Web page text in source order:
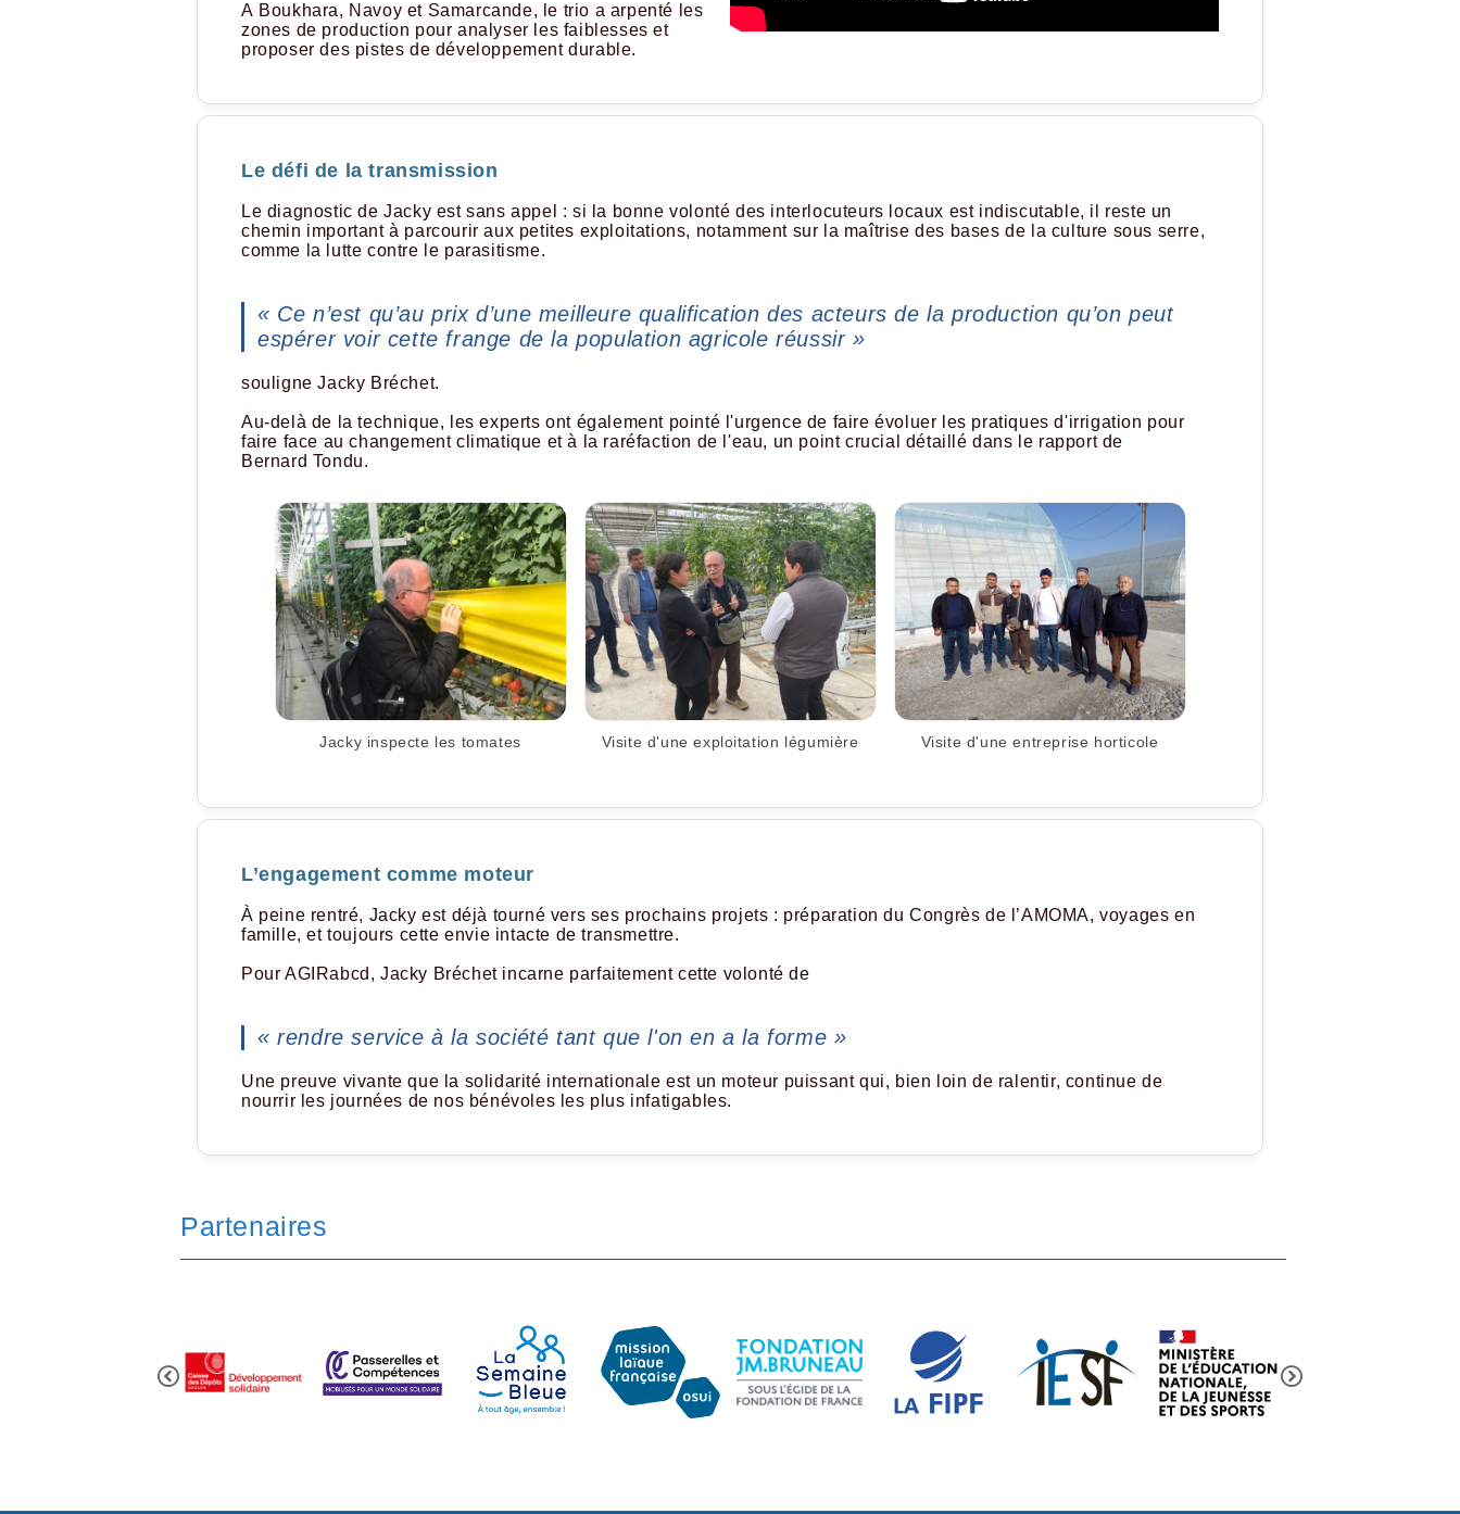
A Boukhara, Navoy et Samarcande, le trio a arpenté les
zones de production pour analyser les faiblesses et
proposer des pistes de développement durable.
Le défi de la transmission
Le diagnostic de Jacky est sans appel : si la bonne volonté des interlocuteurs locaux est indiscutable, il reste un
chemin important à parcourir aux petites exploitations, notamment sur la maîtrise des bases de la culture sous serre,
comme la lutte contre le parasitisme.
« Ce n’est qu’au prix d’une meilleure qualification des acteurs de la production qu’on peut
espérer voir cette frange de la population agricole réussir »
souligne Jacky Bréchet.
Au-delà de la technique, les experts ont également pointé l'urgence de faire évoluer les pratiques d'irrigation pour
faire face au changement climatique et à la raréfaction de l'eau, un point crucial détaillé dans le rapport de
Bernard Tondu.
Jacky inspecte les tomates Visite d'une exploitation légumière Visite d'une entreprise horticole
L’engagement comme moteur
À peine rentré, Jacky est déjà tourné vers ses prochains projets : préparation du Congrès de l’AMOMA, voyages en
famille, et toujours cette envie intacte de transmettre.
Pour AGIRabcd, Jacky Bréchet incarne parfaitement cette volonté de
« rendre service à la société tant que l'on en a la forme »
Une preuve vivante que la solidarité internationale est un moteur puissant qui, bien loin de ralentir, continue de
nourrir les journées de nos bénévoles les plus infatigables.
Partenaires